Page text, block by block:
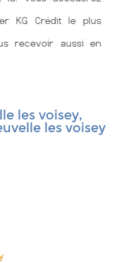
KG Crédit le plus
recevoir aussi en
les voisey,
les voisey